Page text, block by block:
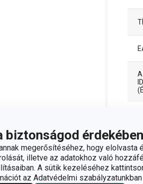
biztonságod érdekében
megerősítéséhez, hogy elolvasta
illetve az adatokhoz való
A sütik kezeléséhez
az Adatvédelmi